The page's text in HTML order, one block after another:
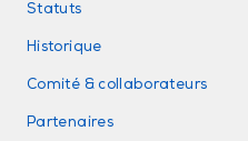
Statuts
Historique
Comité & collaborateurs
Partenaires